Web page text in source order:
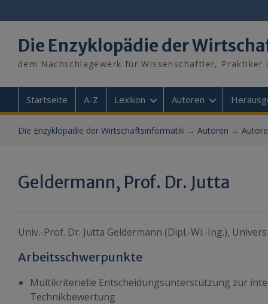
to
Die Enzyklopädie der
dem Nachschlagewerk für Wissenschaftler, Praktiker
Startseite A-Z Lexikon Autoren
Die Enzyklopädie der Wirtschaftsinformatik→ Autoren →
Geldermann, Prof. Dr. Jutta
Univ.-Prof. Dr. Jutta Geldermann (Dipl.-Wi.-Ing.),
Arbeitsschwerpunkte
Multikriterielle Entscheidungsunterstützung zur
Technikbewertung